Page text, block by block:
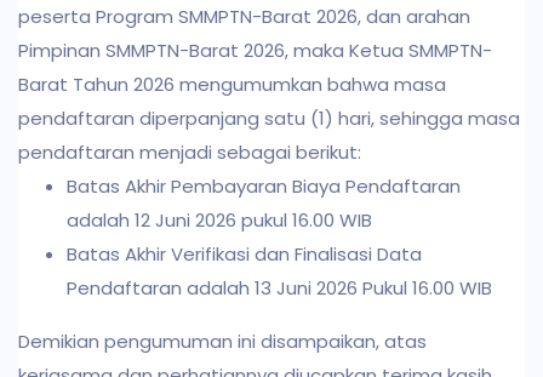
peserta Program SMMPTN-Barat 2026, dan arahan
Pimpinan SMMPTN-Barat 2026, maka Ketua SMMPTN-
Barat Tahun 2026 mengumumkan bahwa masa
pendaftaran diperpanjang satu (1) hari, sehingga masa
pendaftaran menjadi sebagai berikut:
Batas Akhir Pembayaran Biaya Pendaftaran
adalah 12 Juni 2026 pukul 16.00 WIB
Batas Akhir Verifikasi dan Finalisasi Data
Pendaftaran adalah 13 Juni 2026 Pukul 16.00 WIB
Demikian pengumuman ini disampaikan, atas